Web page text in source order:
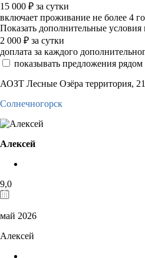
15 000 ₽ за сутки
включает проживание не более 4
Показать дополнительные условия
2 000 ₽ за сутки
доплата за каждого
показывать предложения рядом
АОЗТ Лесные Озёра территория, 21
Солнечногорск
Алексей
9,0
май 2026
Алексей